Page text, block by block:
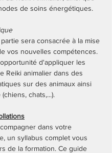
de soins énergétiques.
sera consacrée à la mise
vos nouvelles compétences.
d'appliquer les
Reiki animalier dans des
sur des animaux ainsi
chats,...).
dans votre
un syllabus complet vous
de la formation. Ce guide